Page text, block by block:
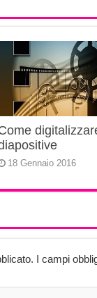
18 Gennaio 2016
I campi